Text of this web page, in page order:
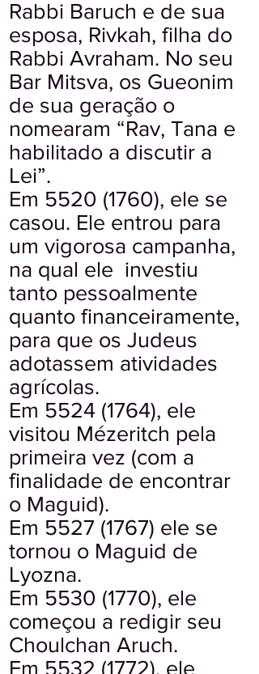
Rabbi Baruch e de sua
esposa, Rivkah, filha do
Rabbi Avraham. No seu
Bar Mitsva, os Gueonim
de sua geração o
nomearam “Rav, Tana e
habilitado a discutir a
Lei”.
Em 5520 (1760), ele se
casou. Ele entrou para
um vigorosa campanha,
na qual ele investiu
tanto pessoalmente
quanto financeiramente,
para que os Judeus
adotassem atividades
agrícolas.
Em 5524 (1764), ele
visitou Mézeritch pela
primeira vez (com a
finalidade de encontrar
o Maguid).
Em 5527 (1767) ele se
tornou o Maguid de
Lyozna.
Em 5530 (1770), ele
começou a redigir seu
Choulchan Aruch.
Em 5532 (1772), ele